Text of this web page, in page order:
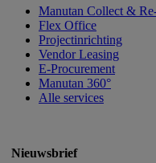
Manutan Collect &
Flex Office
Projectinrichting
Vendor Leasing
E-Procurement
Manutan 360°
Alle services
Nieuwsbrief